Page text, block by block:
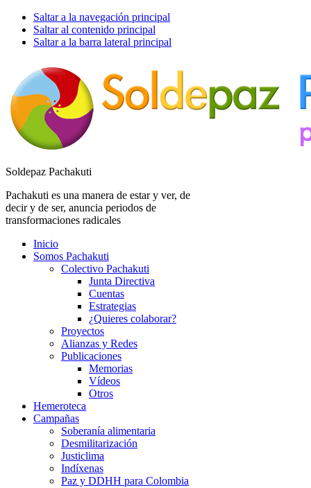
Saltar a la navegación principal
Saltar al contenido principal
Saltar a la barra lateral principal
Soldepaz Pachakuti
Pachakuti es una manera de estar y ver, de
decir y de ser, anuncia periodos de
transformaciones radicales
Inicio
Somos Pachakuti
Colectivo Pachakuti
Junta Directiva
Cuentas
Estrategias
¿Quieres colaborar?
Proyectos
Alianzas y Redes
Publicaciones
Memorias
Vídeos
Otros
Hemeroteca
Campañas
Soberanía alimentaria
Desmilitarización
Justiclima
Indíxenas
Paz y DDHH para Colombia